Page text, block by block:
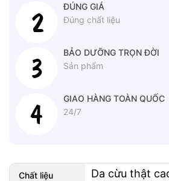
ĐÚNG GIÁ
Đúng chất liệu
BẢO DƯỠNG TRỌN ĐỜI
Sản phẩm
GIAO HÀNG TOÀN QUỐC
24/7
Chất liệu Da cừu thật